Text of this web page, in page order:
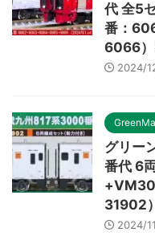
代 全5
番：
6066）
2024/
グリー
番代 6
31902
2024/